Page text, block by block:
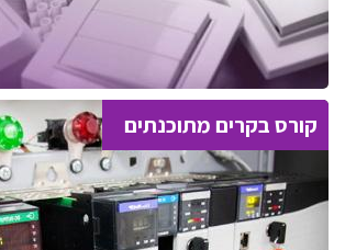
קורס בקרים מתוכנתים